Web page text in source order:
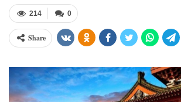
0
214
Share